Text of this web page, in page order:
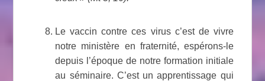
Le vaccin contre ces virus c’est de vivre
notre ministère en fraternité, espérons-le
depuis l’époque de notre formation initiale
au séminaire. C’est un apprentissage qui